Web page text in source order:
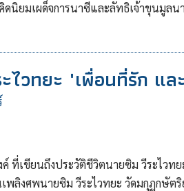
นิยมเผด็จการนาซีและลัทธิเจ้าขุนมูลน
ไวทยะ "เพื่อนที่รัก แล
ที่เขียนถึงประวัติชีวิตนายซิม วีระไวทย
ลิงศพนายซิม วีระไวทยะ วัดมกุฏกษัตริ